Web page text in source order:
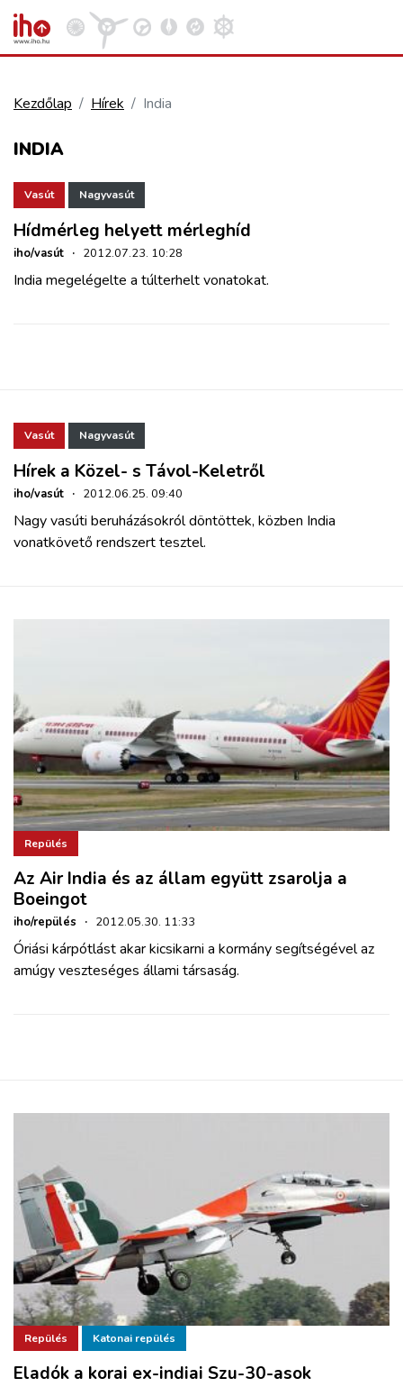
KÖZÚT
REPÜLÉS
HAJÓZÁS
BLOG
WEBSHOP
REGISZTRÁCIÓ
Kezdőlap Hírek India
INDIA
Vasút Nagyvasút
Hídmérleg helyett mérleghíd
iho/vasút · 2012.07.23. 10:28
India megelégelte a túlterhelt vonatokat.
Vasút Nagyvasút
Hírek a Közel- s Távol-Keletről
iho/vasút · 2012.06.25. 09:40
Nagy vasúti beruházásokról döntöttek, közben India
vonatkövető rendszert tesztel.
Repülés
Az Air India és az állam együtt zsarolja a
Boeingot
iho/repülés · 2012.05.30. 11:33
Óriási kárpótlást akar kicsikarni a kormány segítségével az
amúgy veszteséges állami társaság.
Repülés Katonai repülés
Eladók a korai ex-indiai Szu-30-asok